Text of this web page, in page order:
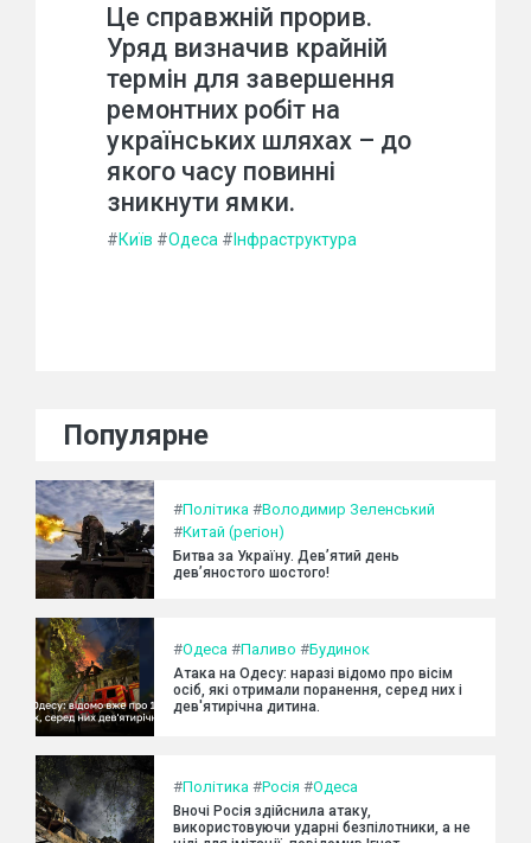
Це справжній прорив.
Уряд визначив крайній
термін для завершення
ремонтних робіт на
українських шляхах – до
якого часу повинні
зникнути ямки.
#Київ #Одеса # Інфраструктура
Популярне
#Політика #Володимир Зеленський
#Китай (регіон)
Битва за Україну. Дев’ятий день
дев’яностого шостого!
#Одеса #Паливо #Будинок
Атака на Одесу: наразі відомо про вісім
осіб, які отримали поранення, серед них і
дев'ятирічна дитина.
#Політика #Росія #Одеса
Вночі Росія здійснила атаку,
використовуючи ударні безпілотники, а не